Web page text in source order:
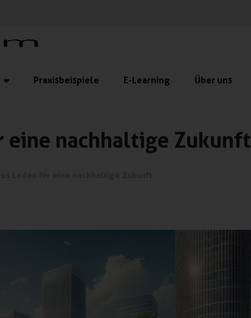
Praxisbeispiele E-Learning Über uns
nachhaltige Zukunft